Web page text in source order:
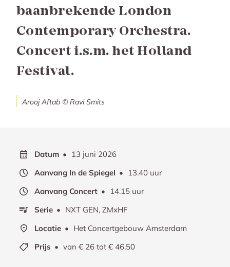
baanbrekende London
Contemporary Orchestra.
Concert i.s.m. het Holland
Festival.
Arooj Aftab © Ravi Smits
Datum
13 juni 2026
Aanvang In de Spiegel
13.40 uur
Aanvang Concert
14.15 uur
Serie
NXT GEN, ZMxHF
Locatie
Het Concertgebouw Amsterdam
Prijs
van € 26 tot € 46,50